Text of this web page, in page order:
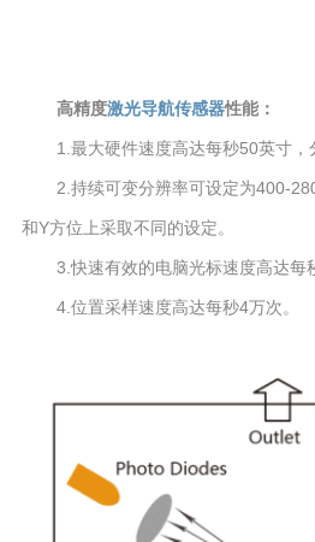
高精度激光导航传感器性能：
1.最大硬件速度高达每秒50英寸，
2.持续可变分辨率可设定为400-
和Y方位上采取不同的设定。
3.快速有效的电脑光标速度高达每
4.位置采样速度高达每秒4万次。